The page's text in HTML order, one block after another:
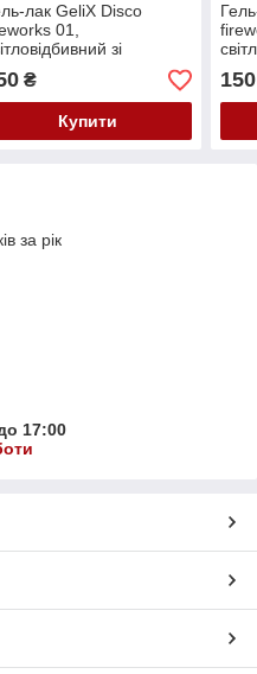
лак GeliX Disco
01,
зі
битого скла
₴
Купити
150
за рік
17:00